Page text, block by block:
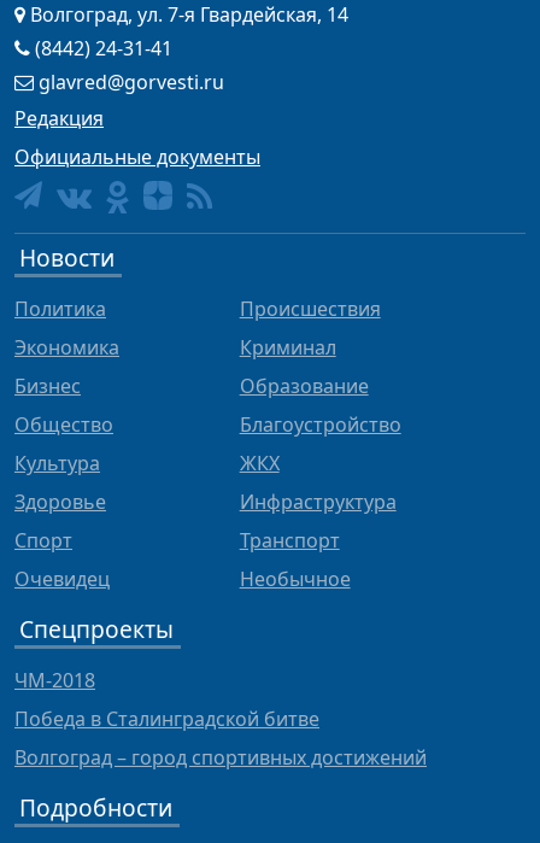
Волгоград, ул. 7-я Гвардейская, 14
(8442) 24-31-41
glavred@gorvesti.ru
Редакция
Официальные документы
Новости
Политика
Экономика
Бизнес
Общество
Культура
Здоровье
Спорт
Очевидец
Происшествия
Криминал
Образование
Благоустройство
ЖКХ
Инфраструктура
Транспорт
Необычное
Спецпроекты
ЧМ-2018
Победа в Сталинградской битве
Волгоград – город спортивных достижений
Подробности